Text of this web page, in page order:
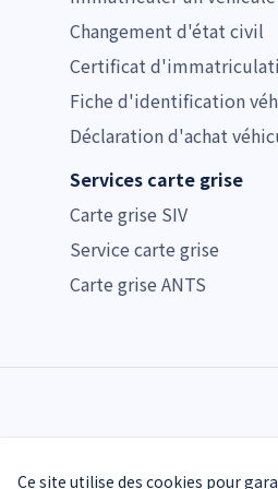
Ce site utilise des cookies pour
Changement d'état civil
Certificat
Fiche d'identification
Déclaration d'achat
Services carte grise
Carte grise SIV
Service carte grise
Carte grise ANTS